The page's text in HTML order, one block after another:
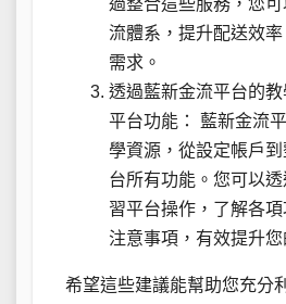
過整合這些服務，您
流體系，提升配送效
需求。
透過藍新金流平台的
平台功能： 藍新金流
學資源，從設定帳戶
台所有功能。您可以
習平台操作，了解各
注意事項，有效提升您
希望這些建議能幫助您充分